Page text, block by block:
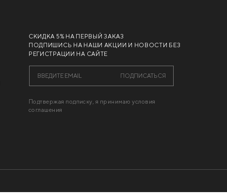
СКИДКА 5% НА ПЕРВЫЙ ЗАКАЗ
ПОДПИШИСЬ НА НАШИ АКЦИИ И НОВОСТИ БЕЗ
РЕГИСТРАЦИИ НА САЙТЕ
ПОДПИСАТЬСЯ
Подтвержая подписку, я принимаю условия
соглашения